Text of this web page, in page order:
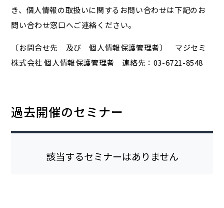
き、個人情報の取扱いに関するお問い合わせは下記のお
問い合わせ窓口へご連絡ください。
〔お問合せ先 及び 個人情報保護管理者〕 マジセミ
株式会社 個人情報保護管理者 連絡先：03-6721-8548
過去開催のセミナー
該当するセミナーはありません